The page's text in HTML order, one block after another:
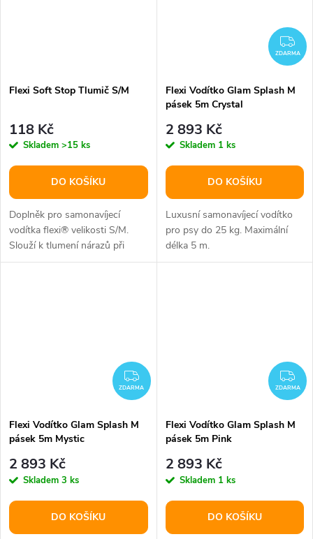
Flexi Soft Stop Tlumič S/M
118 Kč
Skladem >15 ks
DO KOŠÍKU
Doplněk pro samonavíjecí
vodítka flexi® velikosti S/M.
Slouží k tlumení nárazů při
tahání a prudkém zabrzdění.
ZDARMA
Flexi Vodítko Glam Splash M
pásek 5m Crystal
2 893 Kč
Skladem 1 ks
DO KOŠÍKU
Luxusní samonavíjecí vodítko
pro psy do 25 kg. Maximální
délka 5 m.
ZDARMA
ZDARMA
Flexi Vodítko Glam Splash M
pásek 5m Mystic
2 893 Kč
Skladem 3 ks
DO KOŠÍKU
ZDARMA
Flexi Vodítko Glam Splash M
pásek 5m Pink
2 893 Kč
Skladem 1 ks
DO KOŠÍKU